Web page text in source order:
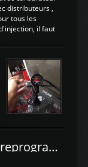
distributeurs ,
tous les
il faut
capteurs de
air
capteurs de
huile,
roues) Les
de
...
Le lexique de la reprogrammation Moteur